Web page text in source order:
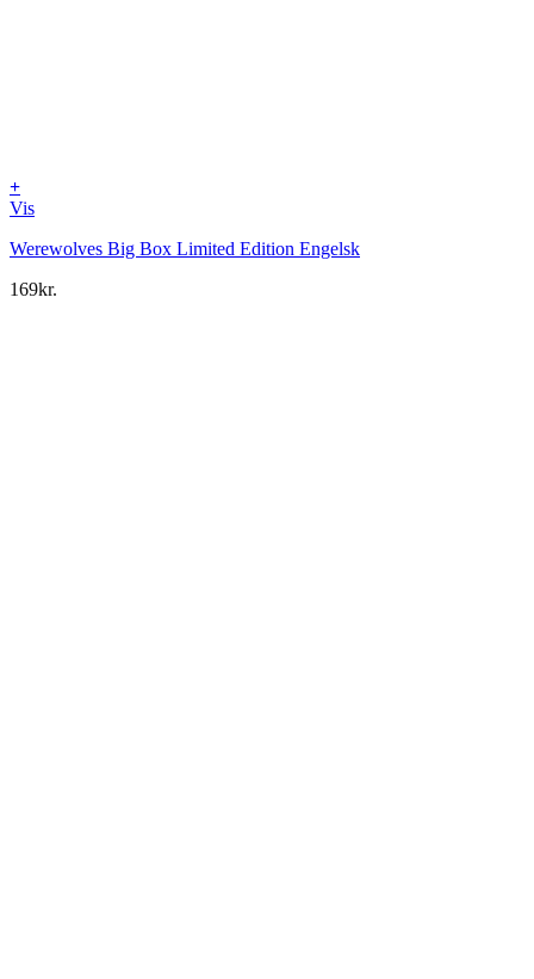
+
Vis
Werewolves Big Box Limited Edition Engelsk
169kr.